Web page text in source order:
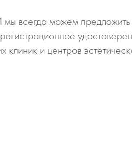
мы всегда можем
и центров